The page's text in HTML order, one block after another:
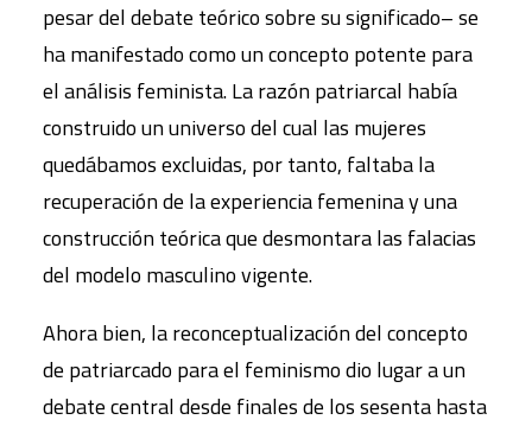
pesar del debate teórico sobre su significado– se
ha manifestado como un concepto potente para
el análisis feminista. La razón patriarcal había
construido un universo del cual las mujeres
quedábamos excluidas, por tanto, faltaba la
recuperación de la experiencia femenina y una
construcción teórica que desmontara las falacias
del modelo masculino vigente.
Ahora bien, la reconceptualización del concepto
de patriarcado para el feminismo dio lugar a un
debate central desde finales de los sesenta hasta